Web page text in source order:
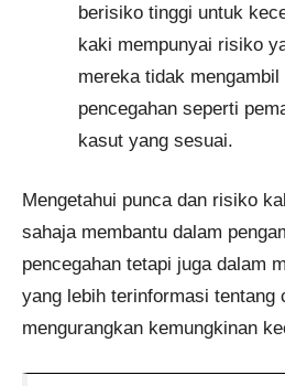
berisiko tinggi untuk
kaki mempunyai risiko
mereka tidak
pencegahan seperti
kasut yang sesuai.
Mengetahui punca dan risiko
sahaja membantu dalam
pencegahan tetapi juga dalam
yang lebih terinformasi tentang
mengurangkan kemungkinan